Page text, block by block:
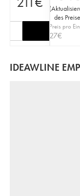
(
des
Preis pro
27€
IDEAWLINE